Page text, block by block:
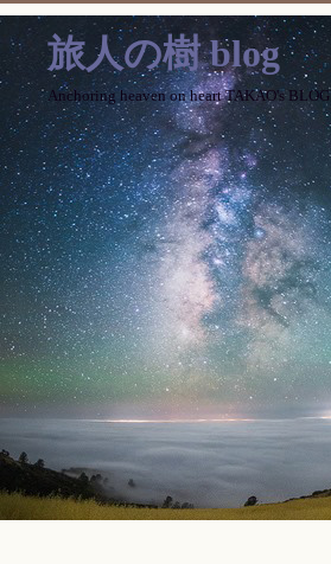
旅人の樹 blog
Anchoring heaven on heart TAKAO's BLOG